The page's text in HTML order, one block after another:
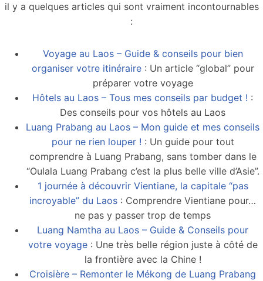
il y a quelques articles qui sont vraiment incontournables
:
Voyage au Laos – Guide & conseils pour bien
organiser votre itinéraire: Un article “global” pour
préparer votre voyage
Hôtels au Laos – Tous mes conseils par budget ! :
Des conseils pour vos hôtels au Laos
Luang Prabang au Laos – Mon guide et mes conseils
pour ne rien louper ! : Un guide pour tout
comprendre à Luang Prabang, sans tomber dans le
“Oulala Luang Prabang c’est la plus belle ville d’Asie”.
1 journée à découvrir Vientiane, la capitale “pas
incroyable” du Laos : Comprendre Vientiane pour…
ne pas y passer trop de temps
Luang Namtha au Laos – Guide & Conseils pour
votre voyage: Une très belle région juste à côté de
la frontière avec la Chine !
Croisière – Remonter le Mékong de Luang Prabang